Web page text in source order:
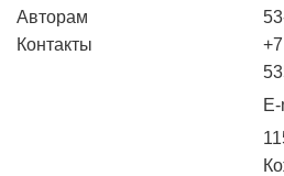
Авторам
Контакты